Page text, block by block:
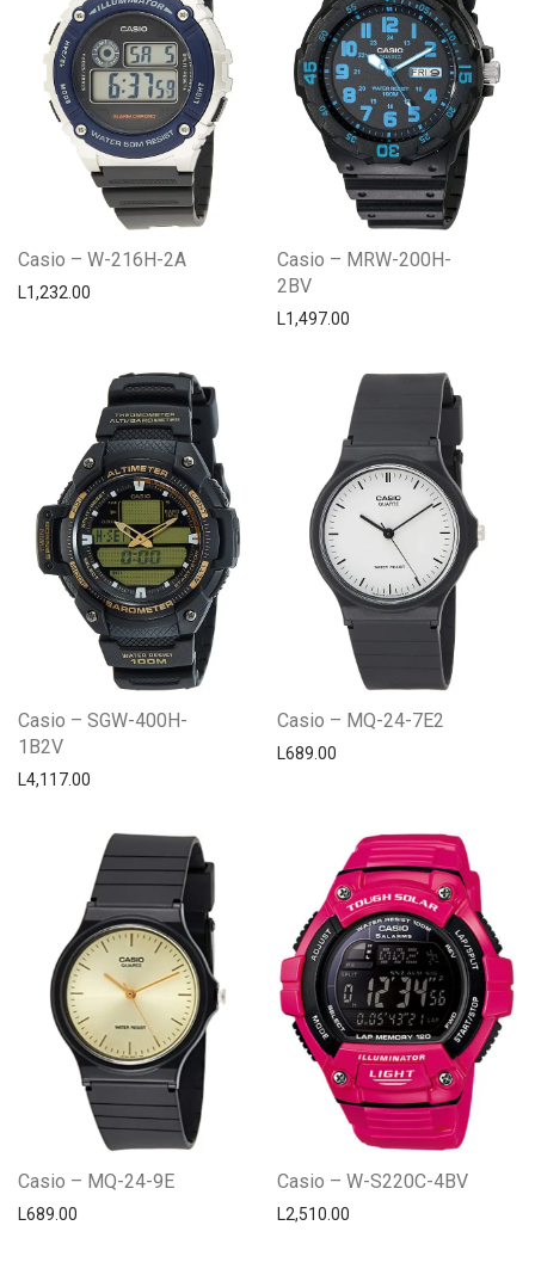
Casio – W-216H-2A
L1,232.00
Casio – MRW-200H-
2BV
L1,497.00
Casio – SGW-400H-
1B2V
L4,117.00
Casio – MQ-24-7E2
L689.00
Casio – MQ-24-9E
L689.00
Casio – W-S220C-4BV
L2,510.00